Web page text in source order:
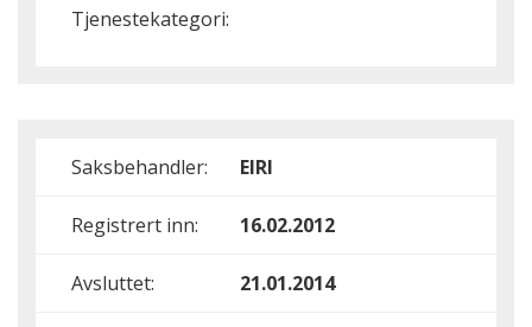
Tjenestekategori:
Saksbehandler: EIRI
Registrert inn: 16.02.2012
Avsluttet: 21.01.2014